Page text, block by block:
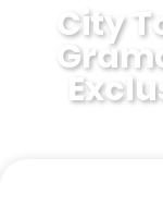
City